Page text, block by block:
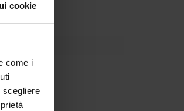
cookie
come i
scegliere